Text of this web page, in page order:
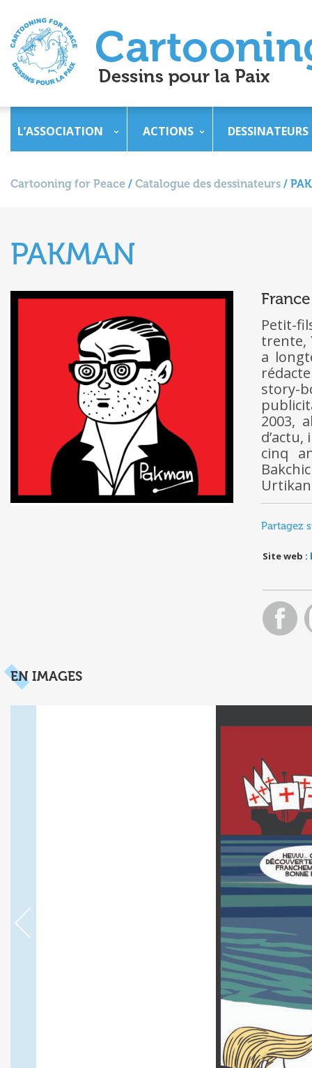
L’ASSOCIATION ACTIONS DESSINATEURS
Cartooning for Peace / Catalogue des dessinateurs /
PAKMAN
France
Petit-
trente,
a
story-
2003,
cinq
Partagez
Site web :
EN IMAGES